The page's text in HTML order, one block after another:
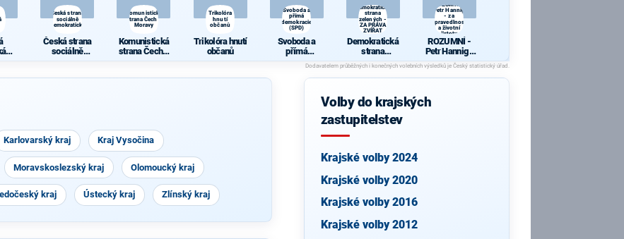
Česká strana
sociálně
demokratická
Česká strana
sociálně
Komunistická
strana Čech a
Moravy
Komunistická
strana Čech a
Trikolóra
hnutí
občanů
Trikolóra hnutí
občanů
Svoboda a
přímá
demokracie
(SPD)
Svoboda a
přímá
demokracie
(SPD)
Demokratická
strana
zelených -
ZA PRÁVA
ZVÍŘAT
Demokratická
strana
zelených - ZA
PRÁVA
ZVÍŘAT
ROZUMNÍ -
Petr Hannig
- za
spravedlnost
a životní
jistoty
ROZUMNÍ -
Petr Hannig -
za
spravedlnost
a životní
Karlovarský kraj Kraj Vysočina
Moravskoslezský kraj Olomoucký kraj
kraj Ústecký kraj Zlínský kraj
Volby do krajských
zastupitelstev
Krajské volby 2024
Krajské volby 2020
Krajské volby 2016
Krajské volby 2012